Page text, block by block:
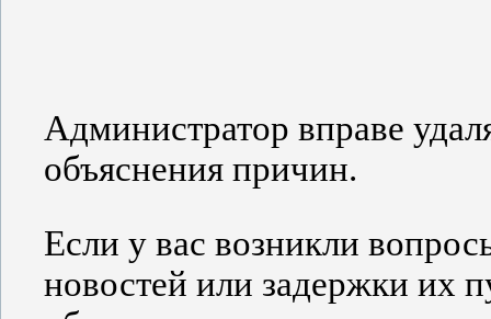
Администратор вправе
объяснения причин.
Если у вас возникли
новостей или задержки их